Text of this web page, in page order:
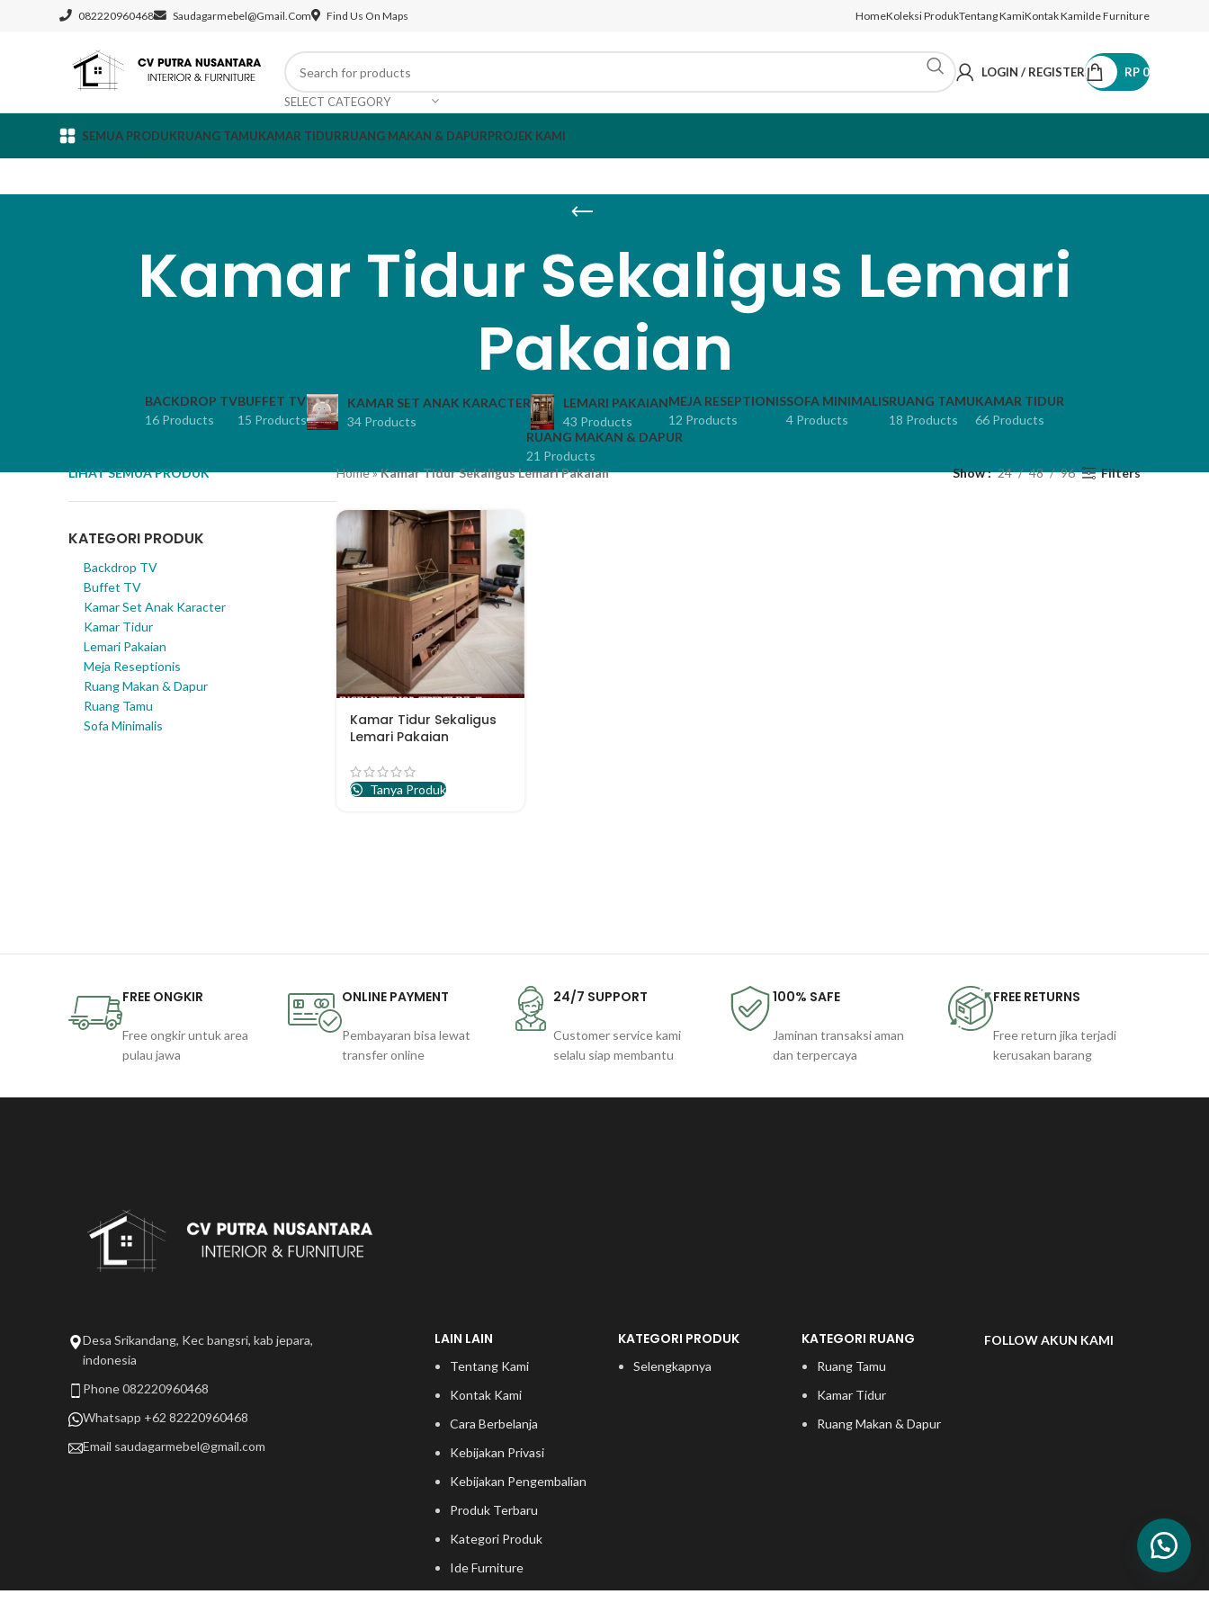
082220960468 Saudagarmebel@gmail.com Find Us On Maps HomeKoleksi ProdukTentang KamiKontak KamiIde Furniture
SELECT CATEGORY
LOGIN / REGISTER RP 0
SEMUA PRODUKRUANG TAMUKAMAR TIDURRUANG MAKAN & DAPURPROJEK KAMI
Kamar Tidur Sekaligus Lemari
Pakaian
BACKDROP TV
16 Products
BUFFET TV
15 Products
KAMAR SET ANAK KARACTER
34 Products
LEMARI PAKAIAN
43 Products
MEJA RESEPTIONIS
12 Products
SOFA MINIMALIS
4 Products
RUANG TAMU
18 Products
KAMAR TIDUR
66 Products
RUANG MAKAN & DAPUR
21 Products
LIHAT SEMUA PRODUK
KATEGORI PRODUK
Backdrop TV
Buffet TV
Kamar Set Anak Karacter
Kamar Tidur
Lemari Pakaian
Meja Reseptionis
Ruang Makan & Dapur
Ruang Tamu
Sofa Minimalis
Home»Kamar Tidur Sekaligus Lemari Pakaian Show 24 48 96 Filters
Kamar Tidur Sekaligus
Lemari Pakaian
Tanya Produk
FREE ONGKIR
Free ongkir untuk area
pulau jawa
ONLINE PAYMENT
Pembayaran bisa lewat
transfer online
24/7 SUPPORT
Customer service kami
selalu siap membantu
100% SAFE
Jaminan transaksi aman
dan terpercaya
FREE RETURNS
Free return jika terjadi
kerusakan barang
Desa Srikandang, Kec bangsri, kab jepara,
indonesia
Phone 082220960468
Whatsapp +62 82220960468
Email saudagarmebel@gmail.com
LAIN LAIN
Tentang Kami
Kontak Kami
Cara Berbelanja
Kebijakan Privasi
Kebijakan Pengembalian
Produk Terbaru
Kategori Produk
Ide Furniture
KATEGORI PRODUK
Selengkapnya
KATEGORI RUANG
Ruang Tamu
Kamar Tidur
Ruang Makan & Dapur
FOLLOW AKUN KAMI